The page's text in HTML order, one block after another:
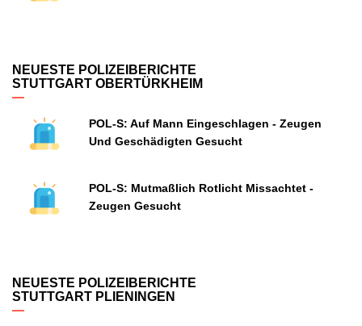
NEUESTE POLIZEIBERICHTE
STUTTGART OBERTÜRKHEIM
POL-S: Auf Mann Eingeschlagen - Zeugen
Und Geschädigten Gesucht
POL-S: Mutmaßlich Rotlicht Missachtet -
Zeugen Gesucht
NEUESTE POLIZEIBERICHTE
STUTTGART PLIENINGEN